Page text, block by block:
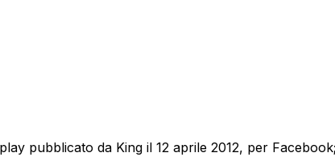
pubblicato da King il 12 aprile 2012, per